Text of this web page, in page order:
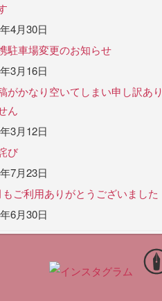
4月30日
駐車場変更のお知らせ
3月16日
がかなり空いてしまい申し訳あり
ん
3月12日
び
7月23日
もご利用ありがとうございました
6月30日